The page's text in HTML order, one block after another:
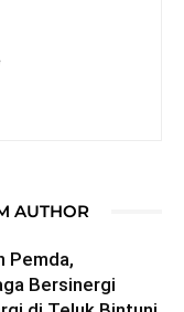
AUTHOR
Pemda,
Bersinergi